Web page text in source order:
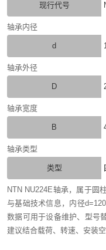
现行代号
轴承内径
d
轴承外径
D
轴承宽度
B
轴承类型
类型
NTN NU224E轴承，属于圆
与基础技术信息，内径
数据可用于设备维护、型号
建议结合载荷、转速、安装